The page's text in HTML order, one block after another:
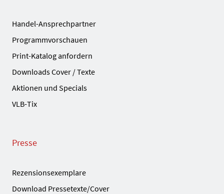
Handel-Ansprechpartner
Programmvorschauen
Print-Katalog anfordern
Downloads Cover / Texte
Aktionen und Specials
VLB-Tix
Presse
Rezensionsexemplare
Download Pressetexte/Cover